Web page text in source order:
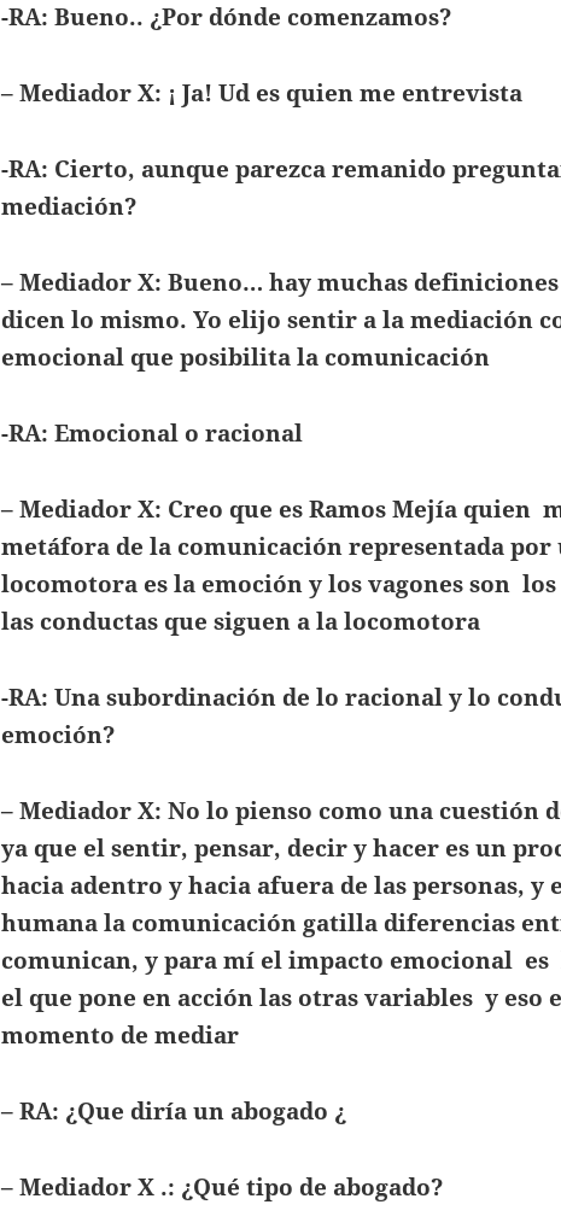
-RA: Bueno.. ¿Por dónde comenzamos?
– Mediador X: ¡ Ja! Ud es quien me entrevista
-RA: Cierto, aunque parezca remanido
mediación?
– Mediador X: Bueno… hay muchas
dicen lo mismo. Yo elijo sentir a la mediación
emocional que posibilita la comunicación
-RA: Emocional o racional
– Mediador X: Creo que es Ramos Mejía quien
metáfora de la comunicación representada
locomotora es la emoción y los vagones son
las conductas que siguen a la locomotora
-RA: Una subordinación de lo racional y lo
emoción?
– Mediador X: No lo pienso como una cuestión
ya que el sentir, pensar, decir y hacer es un
hacia adentro y hacia afuera de las personas, y
humana la comunicación gatilla diferencias
comunican, y para mí el impacto emocional
el que pone en acción las otras variables y eso
momento de mediar
– RA: ¿Que diría un abogado ¿
– Mediador X .: ¿Qué tipo de abogado?